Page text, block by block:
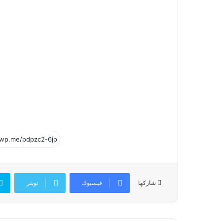
شاركها فيسبوك تويتر